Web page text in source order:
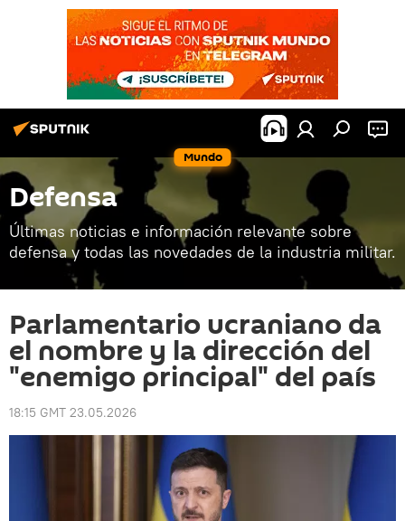
Mundo
Defensa
Últimas noticias e información relevante sobre
defensa y todas las novedades de la industria militar.
Parlamentario ucraniano da
el nombre y la dirección del
"enemigo principal" del país
18:15 GMT 23.05.2026